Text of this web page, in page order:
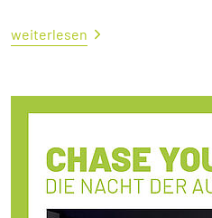
weiterlesen